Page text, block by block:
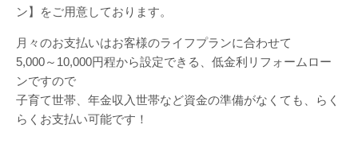
ン】をご用意しております。
月々のお支払いはお客様のライフプランに合わせて
5,000～10,000円程から設定できる、低金利リフォームロー
ンですので
子育て世帯、年金収入世帯など資金の準備がなくても、らく
らくお支払い可能です！